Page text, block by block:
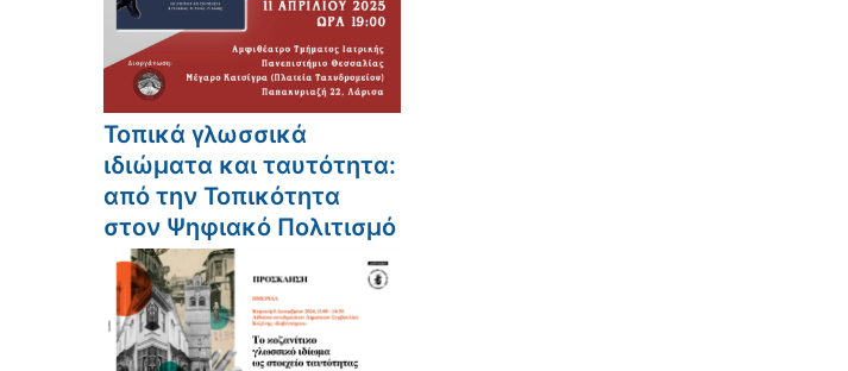
Τοπικά γλωσσικά
ιδιώματα και ταυτότητα:
από την Τοπικότητα
στον Ψηφιακό Πολιτισμό